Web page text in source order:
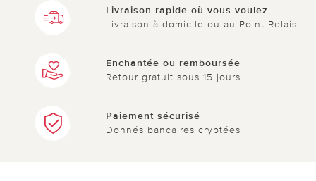
Livraison rapide où vous voulez
Livraison à domicile ou au Point Relais
Enchantée ou remboursée
Retour gratuit sous 15 jours
Paiement sécurisé
Donnés bancaires cryptées